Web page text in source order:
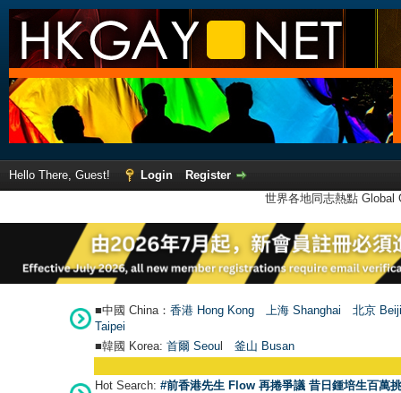
Hello There, Guest! Login
Register
世界各地同志熱點
■中國 China： 香港 Hong Kong 上海 Shanghai
北京
Taipei
■韓國 Korea: 首爾 Seoul 釜山 Busan
Hot Search: #前香港先生 Flow 再捲爭議 昔日鍾培生百萬